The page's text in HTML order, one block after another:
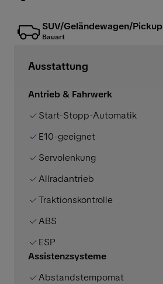
SUV/Geländewagen/Pickup
Bauart
Ausstattung
Antrieb & Fahrwerk
Start-Stopp-Automatik
E10-geeignet
Servolenkung
Allradantrieb
Traktionskontrolle
ABS
ESP
Assistenzsysteme
Abstandstempomat